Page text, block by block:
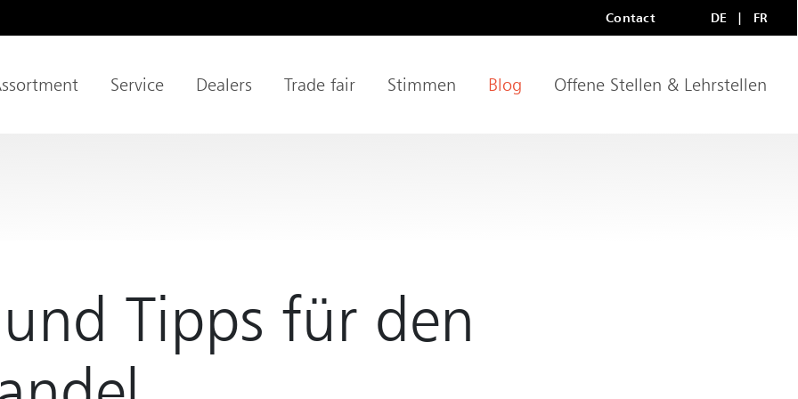
Meta Navigation
Contact DE FR
Service Dealers Trade fair Stimmen Blog Offene Stellen & Lehrstellen
Tipps für den